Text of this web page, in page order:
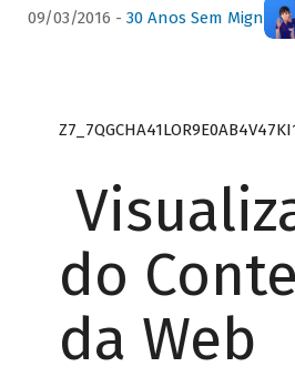
09/03/2016 - 30 Anos Sem Mignone
do
da Web